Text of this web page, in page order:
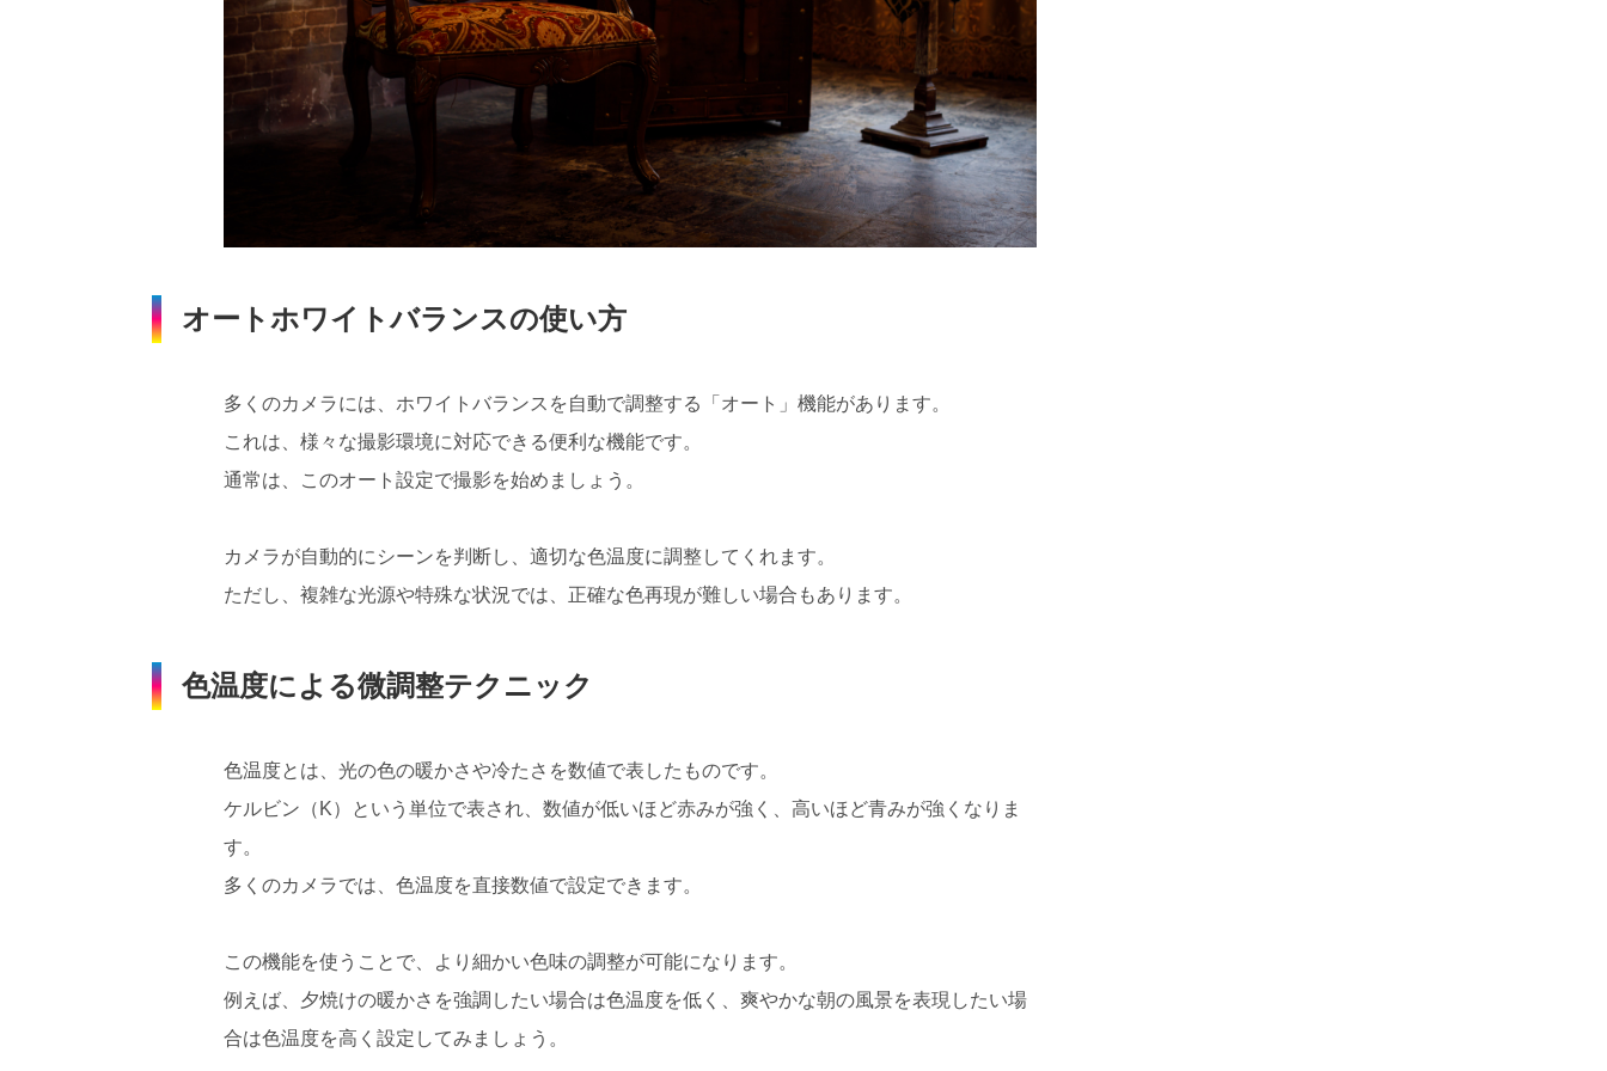
オートホワイトバランスの使い方
多くのカメラには、ホワイトバランスを自動で調整する「オート」機能があります。
これは、様々な撮影環境に対応できる便利な機能です。
通常は、このオート設定で撮影を始めましょう。
カメラが自動的にシーンを判断し、適切な色温度に調整してくれます。
ただし、複雑な光源や特殊な状況では、正確な色再現が難しい場合もあります。
色温度による微調整テクニック
色温度とは、光の色の暖かさや冷たさを数値で表したものです。
ケルビン（K）という単位で表され、数値が低いほど赤みが強く、高いほど青みが強くなりま
す。
多くのカメラでは、色温度を直接数値で設定できます。
この機能を使うことで、より細かい色味の調整が可能になります。
例えば、夕焼けの暖かさを強調したい場合は色温度を低く、爽やかな朝の風景を表現したい場
合は色温度を高く設定してみましょう。